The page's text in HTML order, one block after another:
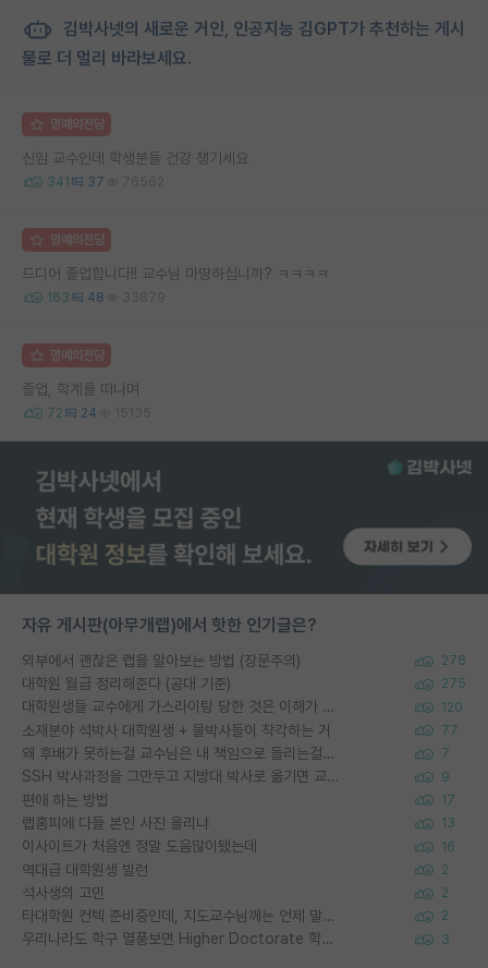
김박사넷의 새로운 거인, 인공지능 김GPT가 추천하는 게시
물로 더 멀리 바라보세요.
명예의전당
신임 교수인데 학생분들 건강 챙기세요
341 37 76562
명예의전당
드디어 졸업합니다!! 교수님 마땅하십니까? ㅋㅋㅋㅋ
163 48 33879
명예의전당
졸업, 학계를 떠나며
72 24 15135
자유 게시판(아무개랩)에서 핫한 인기글은?
외부에서 괜찮은 랩을 알아보는 방법 (장문주의) 276
대학원 월급 정리해준다 (공대 기준) 275
대학원생들 교수에게 가스라이팅 당한 것은 이해가 갑니다. 안타깝네요. 120
소재분야 석박사 대학원생 + 물박사들이 착각하는 거 77
왜 후배가 못하는걸 교수님은 내 책임으로 돌리는걸까요? 7
SSH 박사과정을 그만두고 지방대 박사로 옮기면 교수의 꿈은 끝일까요? 9
편애 하는 방법 17
랩홈피에 다들 본인 사진 올리냐 13
이사이트가 처음엔 정말 도움많이됐는데 16
역대급 대학원생 빌런 2
석사생의 고민 2
타대학원 컨텍 준비중인데, 지도교수님께는 언제 말씀드려야 할까요? 2
우리나라도 학구 열풍보면 Higher Doctorate 학위가 필요하다고 봅니다. 3